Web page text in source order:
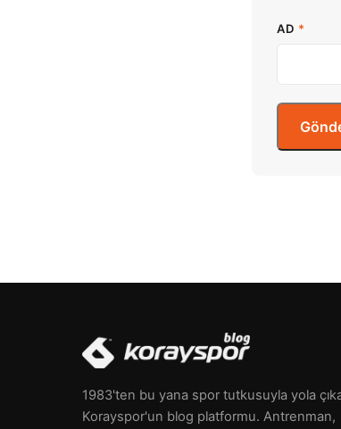
AD *
1983'ten bu yana spor tutkusuyla yola
Korayspor'un blog platformu. Antrenman,